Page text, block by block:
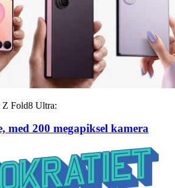
Z Fold8 Ultra:
med 200 megapiksel kamera